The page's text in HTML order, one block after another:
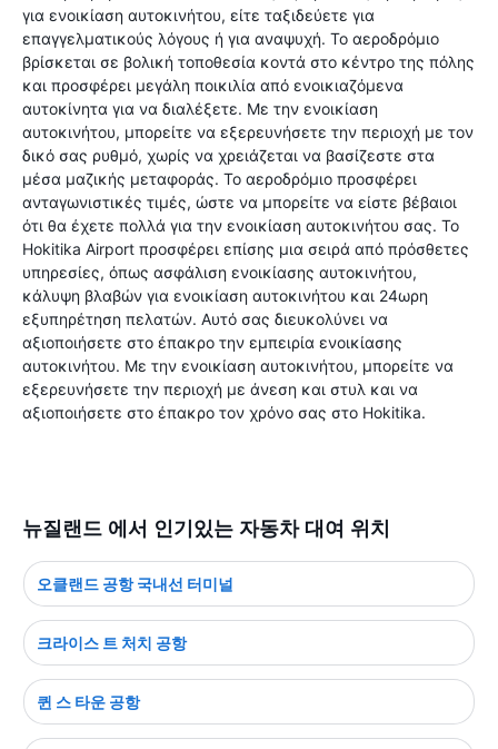
για ενοικίαση αυτοκινήτου, είτε ταξιδεύετε για
επαγγελματικούς λόγους ή για αναψυχή. Το αεροδρόμιο
βρίσκεται σε βολική τοποθεσία κοντά στο κέντρο της πόλης
και προσφέρει μεγάλη ποικιλία από ενοικιαζόμενα
αυτοκίνητα για να διαλέξετε. Με την ενοικίαση
αυτοκινήτου, μπορείτε να εξερευνήσετε την περιοχή με τον
δικό σας ρυθμό, χωρίς να χρειάζεται να βασίζεστε στα
μέσα μαζικής μεταφοράς. Το αεροδρόμιο προσφέρει
ανταγωνιστικές τιμές, ώστε να μπορείτε να είστε βέβαιοι
ότι θα έχετε πολλά για την ενοικίαση αυτοκινήτου σας. Το
Hokitika Airport προσφέρει επίσης μια σειρά από πρόσθετες
υπηρεσίες, όπως ασφάλιση ενοικίασης αυτοκινήτου,
κάλυψη βλαβών για ενοικίαση αυτοκινήτου και 24ωρη
εξυπηρέτηση πελατών. Αυτό σας διευκολύνει να
αξιοποιήσετε στο έπακρο την εμπειρία ενοικίασης
αυτοκινήτου. Με την ενοικίαση αυτοκινήτου, μπορείτε να
εξερευνήσετε την περιοχή με άνεση και στυλ και να
αξιοποιήσετε στο έπακρο τον χρόνο σας στο Hokitika.
뉴질랜드 에서 인기있는 자동차 대여 위치
오클랜드 공항 국내선 터미널
크라이스 트 처치 공항
퀸 스 타운 공항